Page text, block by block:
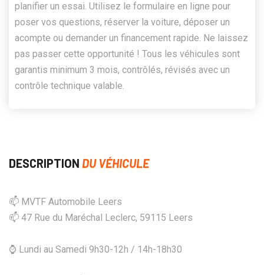
planifier un essai. Utilisez le formulaire en ligne pour
poser vos questions, réserver la voiture, déposer un
acompte ou demander un financement rapide. Ne laissez
pas passer cette opportunité ! Tous les véhicules sont
garantis minimum 3 mois, contrôlés, révisés avec un
contrôle technique valable.
DESCRIPTION DU VÉHICULE
📫 MVTF Automobile Leers
📫 47 Rue du Maréchal Leclerc, 59115 Leers
⌚ Lundi au Samedi 9h30-12h / 14h-18h30